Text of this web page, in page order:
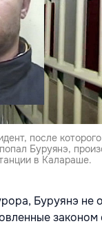
после
Буруянэ,
в Калараше.
Буруянэ не
законом